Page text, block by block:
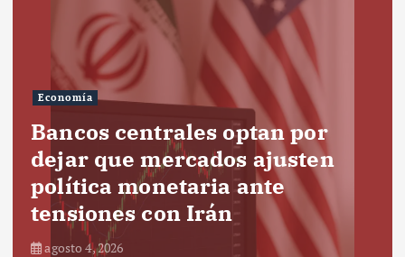
Economía
Bancos centrales optan por
dejar que mercados ajusten
política monetaria ante
tensiones con Irán
agosto 4, 2026